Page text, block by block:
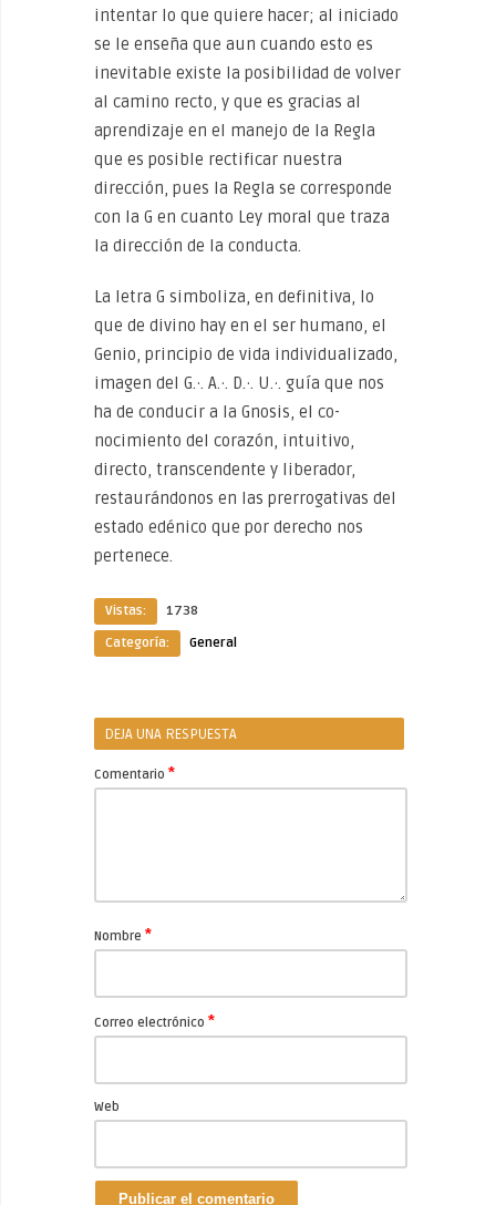
intentar lo que quiere hacer; al iniciado
se le ense­ña que aun cuando esto es
inevitable existe la posibilidad de vol­ver
al camino recto, y que es gracias al
aprendizaje en el manejo de la Regla
que es posible rectificar nuestra
dirección, pues la Regla se corresponde
con la G en cuanto Ley moral que traza
la dirección de la conducta.
La letra G simboliza, en definitiva, lo
que de divino hay en el ser humano, el
Genio, principio de vida individualizado,
imagen del G.·. A.·. D.·. U.·. guía que nos
ha de conducir a la Gnosis, el co­
nocimiento del corazón, intuitivo,
directo, transcendente y libera­dor,
restaurándonos en las prerrogativas del
estado edénico que por derecho nos
pertenece.
Vistas:
1738
Categoría:
General
DEJA UNA RESPUESTA
Comentario *
Nombre *
Correo electrónico *
Web